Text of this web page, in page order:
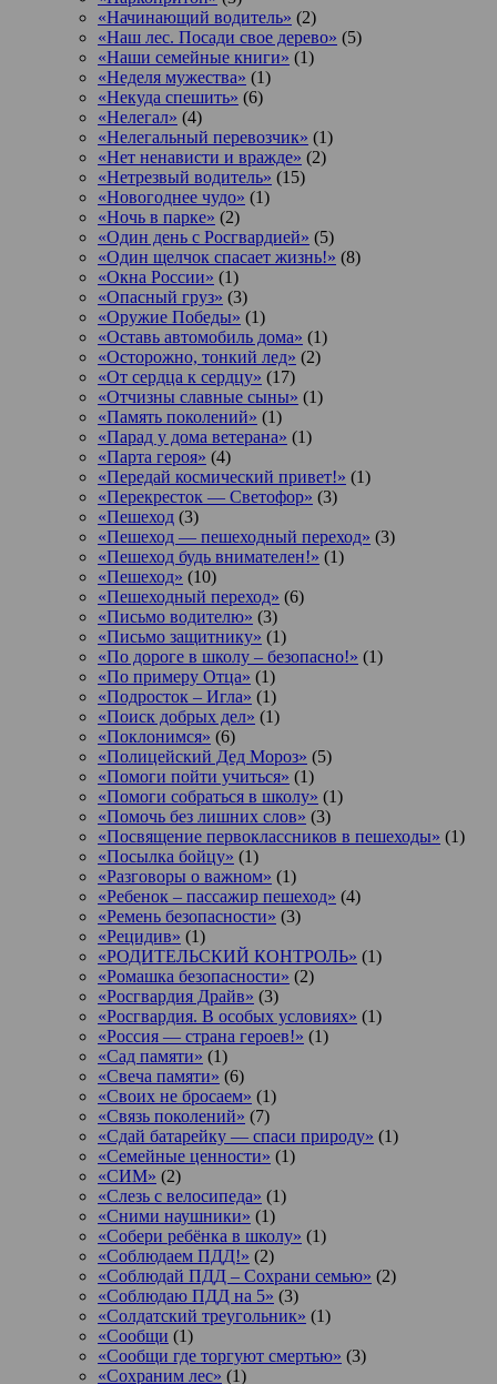
«Начинающий водитель» (2)
«Наш лес. Посади свое дерево» (5)
«Наши семейные книги» (1)
«Неделя мужества» (1)
«Некуда спешить» (6)
«Нелегал» (4)
«Нелегальный перевозчик» (1)
«Нет ненависти и вражде» (2)
«Нетрезвый водитель» (15)
«Новогоднее чудо» (1)
«Ночь в парке» (2)
«Один день с Росгвардией» (5)
«Один щелчок спасает жизнь!» (8)
«Окна России» (1)
«Опасный груз» (3)
«Оружие Победы» (1)
«Оставь автомобиль дома» (1)
«Осторожно, тонкий лед» (2)
«От сердца к сердцу» (17)
«Отчизны славные сыны» (1)
«Память поколений» (1)
«Парад у дома ветерана» (1)
«Парта героя» (4)
«Передай космический привет!» (1)
«Перекресток — Светофор» (3)
«Пешеход (3)
«Пешеход — пешеходный переход» (3)
«Пешеход будь внимателен!» (1)
«Пешеход» (10)
«Пешеходный переход» (6)
«Письмо водителю» (3)
«Письмо защитнику» (1)
«По дороге в школу – безопасно!» (1)
«По примеру Отца» (1)
«Подросток ‒ Игла» (1)
«Поиск добрых дел» (1)
«Поклонимся» (6)
«Полицейский Дед Мороз» (5)
«Помоги пойти учиться» (1)
«Помоги собраться в школу» (1)
«Помочь без лишних слов» (3)
«Посвящение первоклассников в пешеходы» (1)
«Посылка бойцу» (1)
«Разговоры о важном» (1)
«Ребенок – пассажир пешеход» (4)
«Ремень безопасности» (3)
«Рецидив» (1)
«РОДИТЕЛЬСКИЙ КОНТРОЛЬ» (1)
«Ромашка безопасности» (2)
«Росгвардия Драйв» (3)
«Росгвардия. В особых условиях» (1)
«Россия — страна героев!» (1)
«Сад памяти» (1)
«Свеча памяти» (6)
«Своих не бросаем» (1)
«Связь поколений» (7)
«Сдай батарейку — спаси природу» (1)
«Семейные ценности» (1)
«СИМ» (2)
«Слезь с велосипеда» (1)
«Сними наушники» (1)
«Собери ребёнка в школу» (1)
«Соблюдаем ПДД!» (2)
«Соблюдай ПДД – Сохрани семью» (2)
«Соблюдаю ПДД на 5» (3)
«Солдатский треугольник» (1)
«Сообщи (1)
«Сообщи где торгуют смертью» (3)
«Сохраним лес» (1)